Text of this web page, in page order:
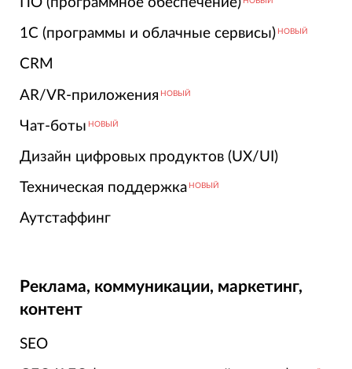
1С (программы и облачные сервисы) НОВЫЙ
CRM
AR/VR-приложения НОВЫЙ
Чат-боты НОВЫЙ
Дизайн цифровых продуктов (UX/UI)
Техническая поддержка НОВЫЙ
Аутстаффинг
Реклама, коммуникации, маркетинг,
контент
SEO